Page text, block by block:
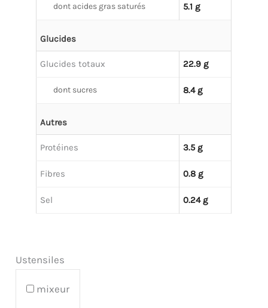
dont acides gras saturés 5.1 g
Glucides
Glucides totaux 22.9 g
dont sucres 8.4 g
Autres
Protéines 3.5 g
Fibres 0.8 g
Sel 0.24 g
Ustensiles
mixeur